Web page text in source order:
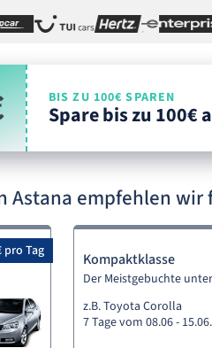
BIS ZU 100€ SPAREN
Spare bis zu 100€
Astana empfehlen
pro Tag Kompaktklasse
Der Meistgebuchte
z.B. Toyota Corolla
7 Tage vom 08.06 -